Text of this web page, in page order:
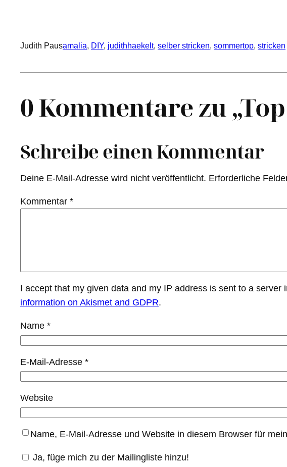
Judith Pausamalia, DIY, judithhaekelt, selber stricken, sommertop, stricken
0 Kommentare zu
Schreibe einen Kommentar
Deine E-Mail-Adresse wird nicht veröffentlicht. Erforderliche
Kommentar *
I accept that my given data and my IP address is sent to a
information on Akismet and GDPR.
Name *
E-Mail-Adresse *
Website
Name, E-Mail-Adresse und Website in diesem Browser für
Ja, füge mich zu der Mailingliste hinzu!